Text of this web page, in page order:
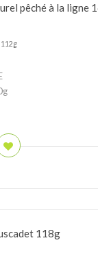
pêché à la ligne
112g
118g